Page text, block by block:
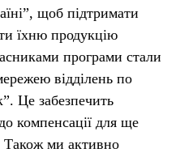
щоб підтримати
їхню продукцію
програми стали
відділень по
Це забезпечить
компенсації для ще
Також ми активно